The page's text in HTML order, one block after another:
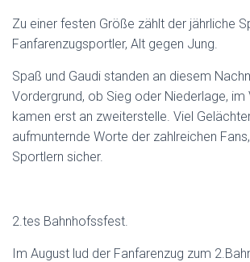
Zu einer festen Größe zählt der jährliche
Fanfarenzugsportler, Alt gegen Jung.
Spaß und Gaudi standen an diesem
Vordergrund, ob Sieg oder Niederlage, im
kamen erst an zweiterstelle. Viel
aufmunternde Worte der zahlreichen
Sportlern sicher.
2.tes Bahnhofssfest.
Im August lud der Fanfarenzug zum